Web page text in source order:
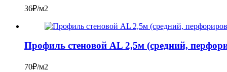
36₽/м2
Профиль стеновой AL 2,5м (средний,
70₽/м2